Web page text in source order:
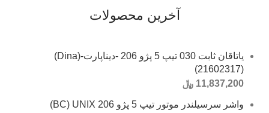
آخرین محصولات
یاتاقان ثابت 030 تیپ 5 پژو 206 -دیناپارت-(Dina)
(21602317)
11,837,200 ﷼
واشر سرسیلندر موتور تیپ 5 پژو 206 BC) UNIX)